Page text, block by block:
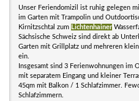
Unser Feriendomizil ist ruhig gelegen
im Garten mit Trampolin und
Kirnitzschtal zum Lichtenhainer
Sächsische Schweiz sind direkt ab
Garten mit Grillplatz und mehreren
ein.
Insgesamt sind 3 Ferienwohnungen im
mit separatem Eingang und kleiner
45qm mit Balkon / 1 Schlafzimmer.
Schlafzimmern.